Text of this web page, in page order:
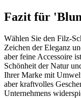
Fazit für
Wählen Sie den Filz-
Zeichen der Eleganz
aber feine Accessoire
Schönheit der Natur
Ihrer Marke mit
aber kraftvolles
Unternehmens